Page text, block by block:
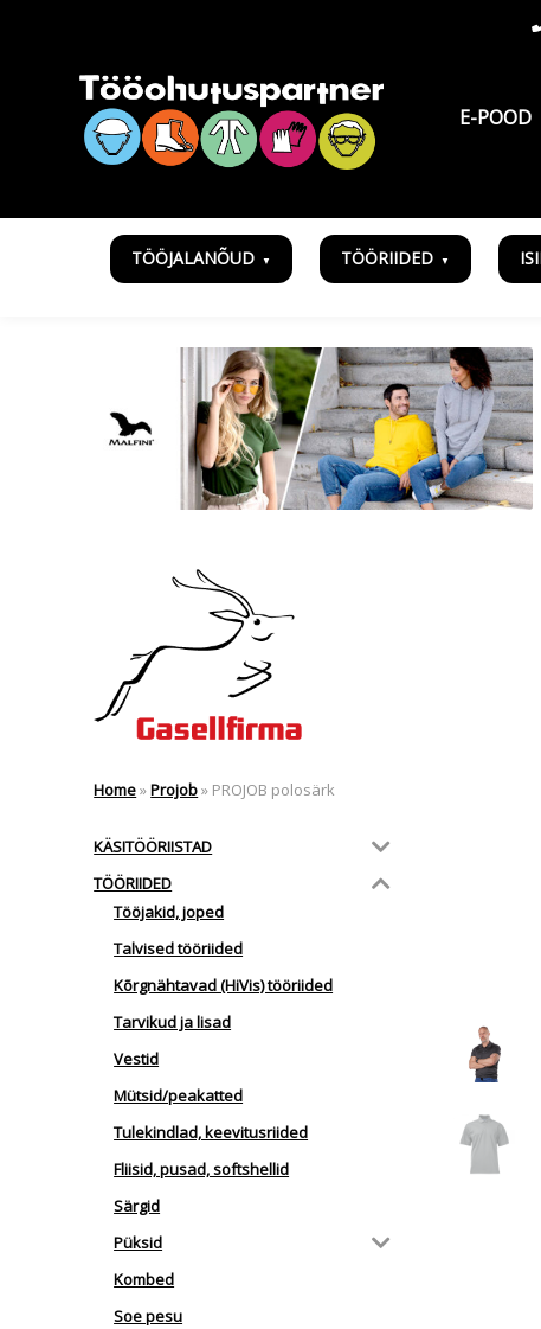
E-POOD
TÖÖJALANÕUD TÖÖRIIDED
Home»Projob» PROJOB polosärk
KÄSITÖÖRIISTAD
TÖÖRIIDED
Tööjakid, joped
Talvised tööriided
Kõrgnähtavad (HiVis) tööriided
Tarvikud ja lisad
Vestid
Mütsid/peakatted
Tulekindlad, keevitusriided
Fliisid, pusad, softshellid
Särgid
Püksid
Kombed
Soe pesu